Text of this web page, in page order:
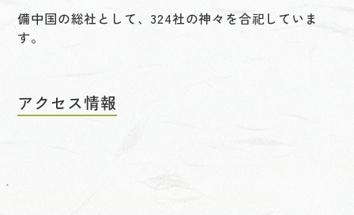
備中国の総社として、324社の神々を合祀していま
す。
アクセス情報